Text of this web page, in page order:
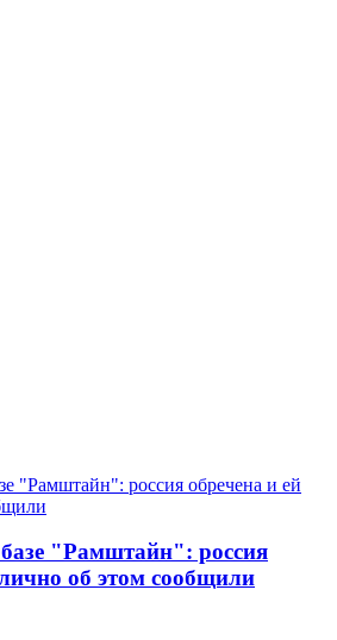
"Рамштайн": россия
об этом сообщили